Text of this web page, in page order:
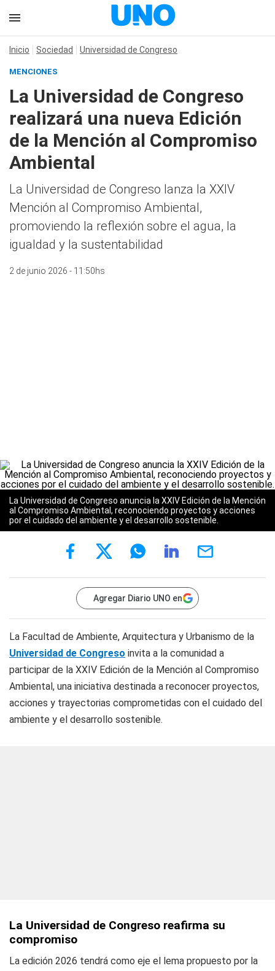
Inicio Sociedad Universidad de Congreso
MENCIONES
La Universidad de Congreso
realizará una nueva Edición
de la Mención al Compromiso
Ambiental
La Universidad de Congreso lanza la XXIV
Mención al Compromiso Ambiental,
promoviendo la reflexión sobre el agua, la
igualdad y la sustentabilidad
2 de junio 2026 - 11:50hs
La Universidad de Congreso anuncia la XXIV Edición de la Mención
al Compromiso Ambiental, reconociendo proyectos y acciones
por el cuidado del ambiente y el desarrollo sostenible.
Agregar Diario UNO en
La Facultad de Ambiente, Arquitectura y Urbanismo de la
Universidad de Congreso invita a la comunidad a
participar de la XXIV Edición de la Mención al Compromiso
Ambiental, una iniciativa destinada a reconocer proyectos,
acciones y trayectorias comprometidas con el cuidado del
ambiente y el desarrollo sostenible.
La Universidad de Congreso reafirma su
compromiso
La edición 2026 tendrá como eje el lema propuesto por la